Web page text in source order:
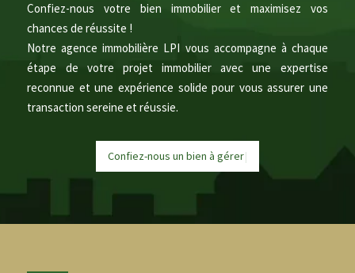
Confiez-nous votre bien immobilier et maximisez vos
chances de réussite !
Notre agence immobilière LPI vous accompagne à chaque
étape de votre projet immobilier avec une expertise
reconnue et une expérience solide pour vous assurer une
transaction sereine et réussie.
Confiez-nous un bien àgére|